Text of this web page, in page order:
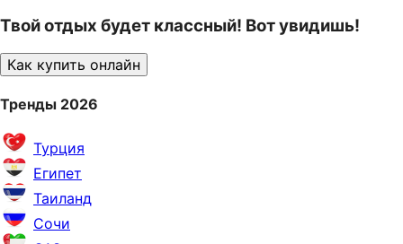
Твой отдых будет классный! Вот увидишь!
Как купить онлайн
Тренды 2026
Турция
Египет
Таиланд
Сочи